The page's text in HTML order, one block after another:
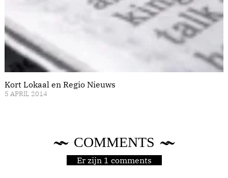
Kort Lokaal en Regio Nieuws
5 APRIL 2014
COMMENTS
Er zijn 1 comments